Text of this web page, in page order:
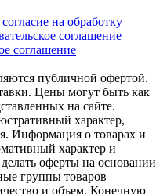
на обработку
соглашение
соглашение
публичной офертой.
Цены могут быть как
на сайте.
характер,
Информация о товарах и
характер и
оферты на основании
группы товаров
и объем. Конечную